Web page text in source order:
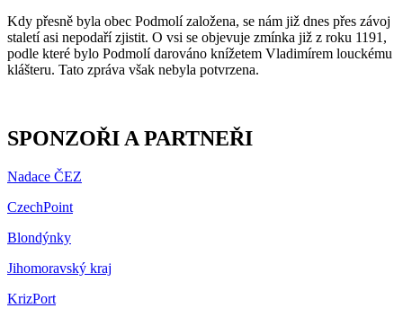
Kdy přesně byla obec Podmolí založena, se nám již dnes přes závoj
staletí asi nepodaří zjistit. O vsi se objevuje zmínka již z roku 1191,
podle které bylo Podmolí darováno knížetem Vladimírem louckému
klášteru. Tato zpráva však nebyla potvrzena.
SPONZOŘI A PARTNEŘI
Nadace ČEZ
CzechPoint
Blondýnky
Jihomoravský kraj
KrizPort